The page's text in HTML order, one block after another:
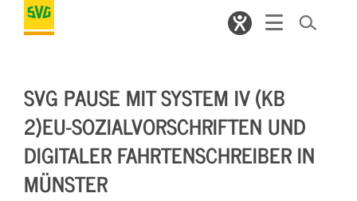
SVG PAUSE MIT SYSTEM IV (KB
2)EU-SOZIALVORSCHRIFTEN UND
DIGITALER FAHRTENSCHREIBER IN
MÜNSTER